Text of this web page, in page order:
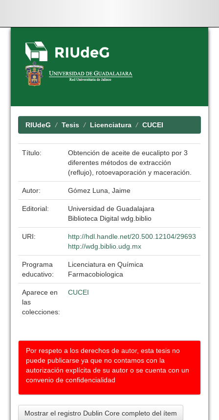
Skip
navigation
RIUdeG Tesis Licenciatura CUCEI
Título:
Obtención de aceite de eucalipto por 3
diferentes métodos de extracción
(reflujo), rotoevaporación y maceración.
Autor: Gómez Luna, Jaime
Editorial:
Universidad de Guadalajara
Biblioteca Digital wdg.biblio
URI:
http://hdl.handle.net/20.500.12104/29693
http://wdg.biblio.udg.mx
Programa
educativo:
Licenciatura en Química
Farmacobiologica
Aparece en
las
colecciones:
CUCEI
Por respeto a los derechos de autor, esta tesis no
puede publicarse ya que no contamos con la
autorización explícita de su autor o se cuenta con un
convenio de confidencialidad
Mostrar el registro Dublin Core completo del ítem